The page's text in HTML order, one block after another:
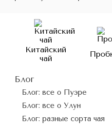
Китайский
чай
Блог
Блог: все о Пуэре
Блог: все о Улун
Блог: разные сорта чая